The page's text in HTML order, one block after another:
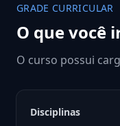
GRADE CURRICULAR
O que você
O curso possui
Disciplinas